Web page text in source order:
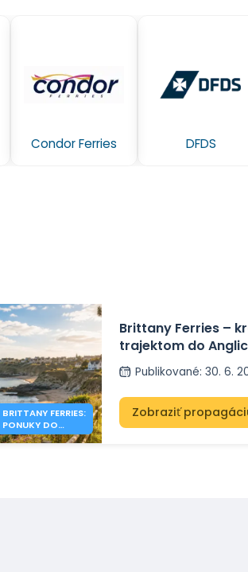
Condor Ferries DFDS
BRITTANY FERRIES:
PONUKY DO
ANGLICKA OD
Brittany Ferries –
trajektom do
Publikované:30. 6.
Zobraziť